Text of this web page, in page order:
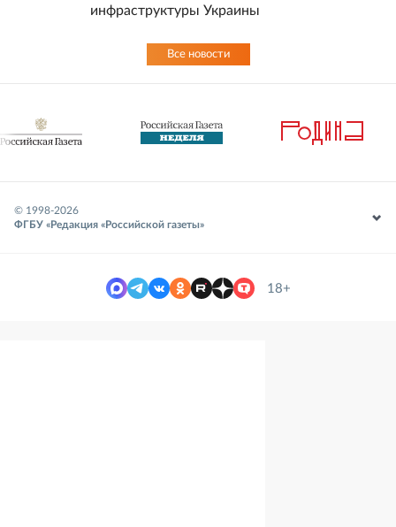
инфраструктуры Украины
Все новости
© 1998-2026
ФГБУ «Редакция «Российской газеты»
18+